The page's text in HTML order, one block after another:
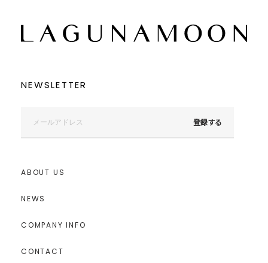
NEWSLETTER
登録する
ABOUT US
NEWS
COMPANY INFO
CONTACT